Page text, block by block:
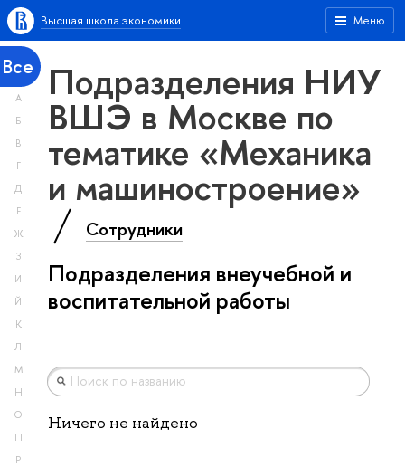
Меню
Высшая школа экономики
Все
А
Б
В
Г
Д
Е
Ж
З
И
Й
К
Л
М
Н
О
П
Р
Подразделения НИУ
ВШЭ в Москве по
тематике «Механика
и машиностроение»
Сотрудники
Подразделения внеучебной и
воспитательной работы
Ничего не найдено